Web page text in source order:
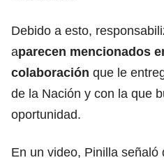
Debido a esto,
aparecen mencionados
colaboración que le
de la Nación y con la que
oportunidad.
En un video, Pinilla señaló